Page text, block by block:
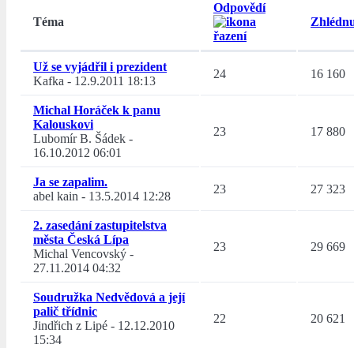
Téma
Odpovědí
Už se vyjádřil i prezident
Kafka - 12.9.2011 18:13
24 16 160
Michal Horáček k panu
Kalouskovi
Lubomír B. Šádek -
16.10.2012 06:01
23 17 880
Ja se zapalim.
abel kain - 13.5.2014 12:28
23 27 323
2. zasedání zastupitelstva
města Česká Lípa
Michal Vencovský -
27.11.2014 04:32
23 29 669
Soudružka Nedvědová a její
palič třídnic
Jindřich z Lipé - 12.12.2010
15:34
22 20 621